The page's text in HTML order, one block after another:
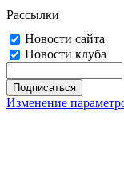
Рассылки
Новости сайта
Новости клуба
Изменение